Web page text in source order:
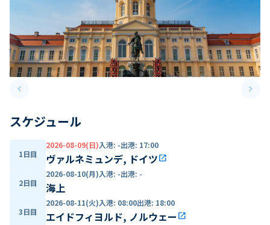
keyboard_arrow_leftPrevious slide keyboard_arrow_right
スケジュール
1日目
2026-08-09(日)入港: -出港: 17:00
ヴァルネミュンデ, ドイツopen_in_new
2日目
2026-08-10(月)入港: -出港: -
海上
3日目
2026-08-11(火)入港: 08:00出港: 18:00
エイドフィヨルド, ノルウェー open_in_new